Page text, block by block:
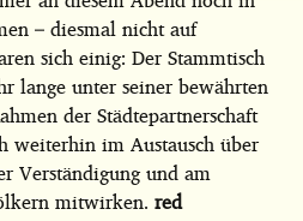
– diesmal nicht auf
sich einig: Der Stammtisch
lange unter seiner bewährten
der Städtepartnerschaft
weiterhin im Austausch über
Verständigung und am
mitwirken. red